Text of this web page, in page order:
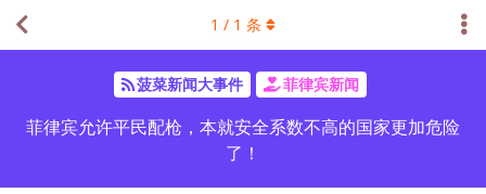
菠菜新闻大事件 菲律宾新闻
菲律宾允许平民配枪，本就安全系数不高的国家更加危险
了！
1 / 1 条